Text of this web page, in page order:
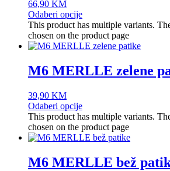
66,90 KM
Odaberi opcije
This product has multiple variants.
chosen on the product page
M6 MERLLE zelene
39,90 KM
Odaberi opcije
This product has multiple variants.
chosen on the product page
M6 MERLLE bež